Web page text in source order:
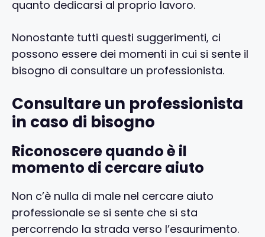
quanto dedicarsi al proprio lavoro.
Nonostante tutti questi suggerimenti, ci
possono essere dei momenti in cui si sente il
bisogno di consultare un professionista.
Consultare un professionista
in caso di bisogno
Riconoscere quando è il
momento di cercare aiuto
Non c’è nulla di male nel cercare aiuto
professionale se si sente che si sta
percorrendo la strada verso l’esaurimento.